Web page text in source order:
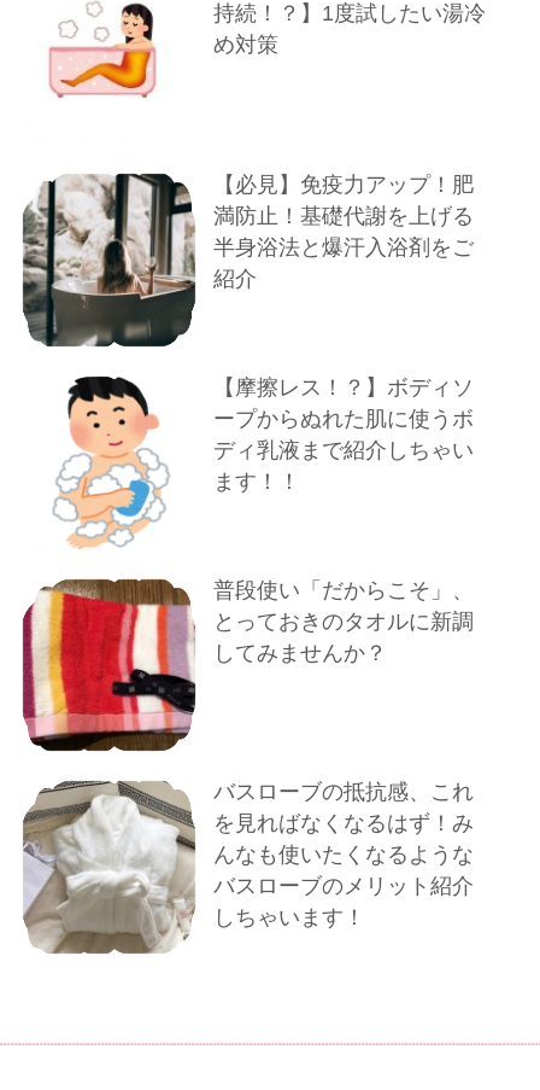
持続！？】1度試したい湯冷
め対策
【必見】免疫力アップ！肥
満防止！基礎代謝を上げる
半身浴法と爆汗入浴剤をご
紹介
【摩擦レス！？】ボディソ
ープからぬれた肌に使うボ
ディ乳液まで紹介しちゃい
ます！！
普段使い「だからこそ」、
とっておきのタオルに新調
してみませんか？
バスローブの抵抗感、これ
を見ればなくなるはず！み
んなも使いたくなるような
バスローブのメリット紹介
しちゃいます！